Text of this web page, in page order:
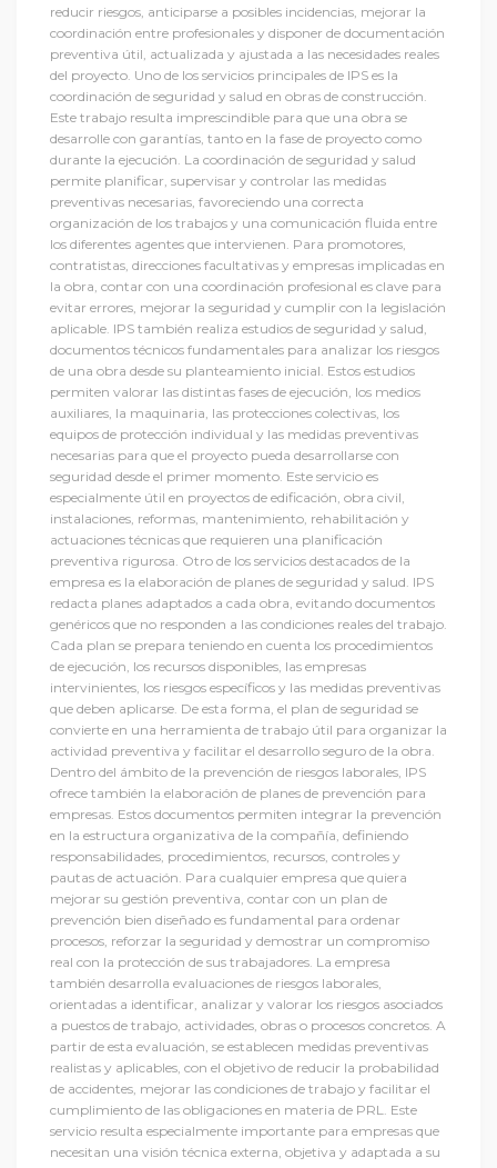
reducir riesgos, anticiparse a posibles incidencias, mejorar la
coordinación entre profesionales y disponer de documentación
preventiva útil, actualizada y ajustada a las necesidades reales
del proyecto. Uno de los servicios principales de IPS es la
coordinación de seguridad y salud en obras de construcción.
Este trabajo resulta imprescindible para que una obra se
desarrolle con garantías, tanto en la fase de proyecto como
durante la ejecución. La coordinación de seguridad y salud
permite planificar, supervisar y controlar las medidas
preventivas necesarias, favoreciendo una correcta
organización de los trabajos y una comunicación fluida entre
los diferentes agentes que intervienen. Para promotores,
contratistas, direcciones facultativas y empresas implicadas en
la obra, contar con una coordinación profesional es clave para
evitar errores, mejorar la seguridad y cumplir con la legislación
aplicable. IPS también realiza estudios de seguridad y salud,
documentos técnicos fundamentales para analizar los riesgos
de una obra desde su planteamiento inicial. Estos estudios
permiten valorar las distintas fases de ejecución, los medios
auxiliares, la maquinaria, las protecciones colectivas, los
equipos de protección individual y las medidas preventivas
necesarias para que el proyecto pueda desarrollarse con
seguridad desde el primer momento. Este servicio es
especialmente útil en proyectos de edificación, obra civil,
instalaciones, reformas, mantenimiento, rehabilitación y
actuaciones técnicas que requieren una planificación
preventiva rigurosa. Otro de los servicios destacados de la
empresa es la elaboración de planes de seguridad y salud. IPS
redacta planes adaptados a cada obra, evitando documentos
genéricos que no responden a las condiciones reales del trabajo.
Cada plan se prepara teniendo en cuenta los procedimientos
de ejecución, los recursos disponibles, las empresas
intervinientes, los riesgos específicos y las medidas preventivas
que deben aplicarse. De esta forma, el plan de seguridad se
convierte en una herramienta de trabajo útil para organizar la
actividad preventiva y facilitar el desarrollo seguro de la obra.
Dentro del ámbito de la prevención de riesgos laborales, IPS
ofrece también la elaboración de planes de prevención para
empresas. Estos documentos permiten integrar la prevención
en la estructura organizativa de la compañía, definiendo
responsabilidades, procedimientos, recursos, controles y
pautas de actuación. Para cualquier empresa que quiera
mejorar su gestión preventiva, contar con un plan de
prevención bien diseñado es fundamental para ordenar
procesos, reforzar la seguridad y demostrar un compromiso
real con la protección de sus trabajadores. La empresa
también desarrolla evaluaciones de riesgos laborales,
orientadas a identificar, analizar y valorar los riesgos asociados
a puestos de trabajo, actividades, obras o procesos concretos. A
partir de esta evaluación, se establecen medidas preventivas
realistas y aplicables, con el objetivo de reducir la probabilidad
de accidentes, mejorar las condiciones de trabajo y facilitar el
cumplimiento de las obligaciones en materia de PRL. Este
servicio resulta especialmente importante para empresas que
necesitan una visión técnica externa, objetiva y adaptada a su